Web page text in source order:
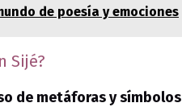
de poesía y emociones
Sijé?
de metáforas y símbolos